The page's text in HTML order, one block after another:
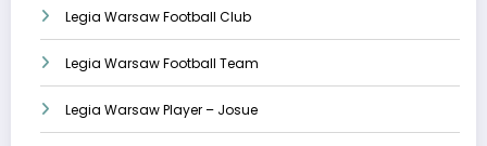
Legia Warsaw Football Club
Legia Warsaw Football Team
Legia Warsaw Player – Josue